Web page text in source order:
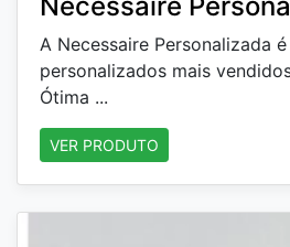
A Necessaire Personalizada
personalizados mais
Ótima ...
VER PRODUTO